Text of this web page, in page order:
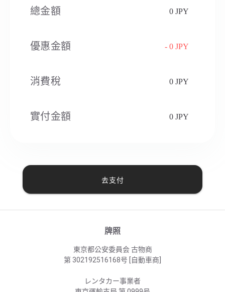
總金額 0 JPY
優惠金額 - 0 JPY
消費稅​ 0 JPY
實付金額 0 JPY
去支付
牌照
東京都公安委員会 古物商
第 302192516168号 [自動車商]
レンタカー事業者